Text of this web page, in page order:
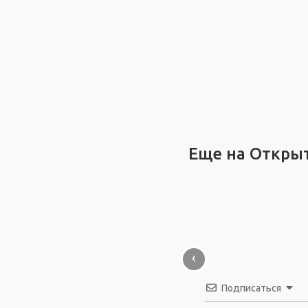
Еще на
‹
Подписаться